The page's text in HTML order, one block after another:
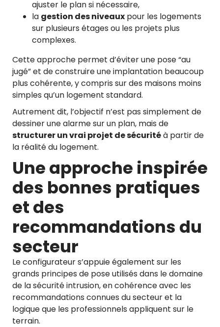
ajuster le plan si nécessaire,
la gestion des niveaux pour les logements
sur plusieurs étages ou les projets plus
complexes.
Cette approche permet d’éviter une pose “au
jugé” et de construire une implantation beaucoup
plus cohérente, y compris sur des maisons moins
simples qu’un logement standard.
Autrement dit, l’objectif n’est pas simplement de
dessiner une alarme sur un plan, mais de
structurer un vrai projet de sécuritéà partir de
la réalité du logement.
Une approche inspirée
des bonnes pratiques
et des
recommandations du
secteur
Le configurateur s’appuie également sur les
grands principes de pose utilisés dans le domaine
de la sécurité intrusion, en cohérence avec les
recommandations connues du secteur et la
logique que les professionnels appliquent sur le
terrain.